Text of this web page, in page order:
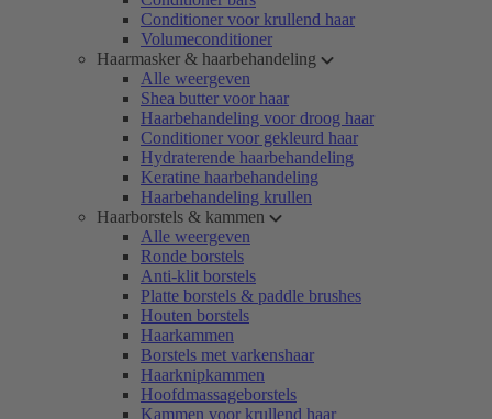
Conditioner voor krullend haar
Volumeconditioner
Haarmasker & haarbehandeling
Alle weergeven
Shea butter voor haar
Haarbehandeling voor droog haar
Conditioner voor gekleurd haar
Hydraterende haarbehandeling
Keratine haarbehandeling
Haarbehandeling krullen
Haarborstels & kammen
Alle weergeven
Ronde borstels
Anti-klit borstels
Platte borstels & paddle brushes
Houten borstels
Haarkammen
Borstels met varkenshaar
Haarknipkammen
Hoofdmassageborstels
Kammen voor krullend haar